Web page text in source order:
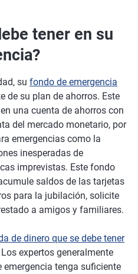
tener en su
su fondo de emergencia
de su plan de ahorros. Este
una cuenta de ahorros con
del mercado monetario, por
emergencias como la
inesperadas de
imprevistas. Este fondo
saldos de las tarjetas
para la jubilación, solicite
a amigos y familiares.
de dinero que se debe tener
expertos generalmente
tenga suficiente